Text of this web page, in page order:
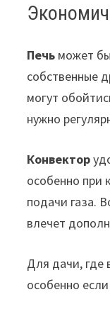
Печь может
собственные
могут
нужно
Конвектор
особенно при
подачи газа.
влечет
Для дачи, где
особенно